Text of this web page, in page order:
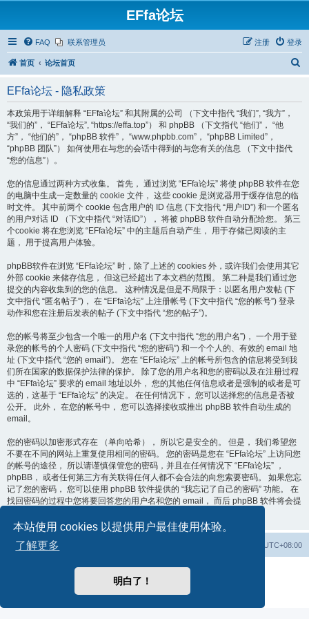
本站使用 cookies 以提供用户最佳使用体验。
了解更多
明白了！
EFfa论坛
FAQ 联系管理员 登录
注册
首页 论坛首页
EFfa论坛 - 隐私政策
本政策用于详细解释 “EFfa论坛” 和其附属的公司 （下文中指代 “我们”, “我方”，
“我们的”， “EFfa论坛”, “https://effa.top”） 和 phpBB （下文指代 “他们”， “他
方”， “他们的”， “phpBB 软件”， “www.phpbb.com”， “phpBB Limited”，
“phpBB 团队”） 如何使用在与您的会话中得到的与您有关的信息 （下文中指代
“您的信息”）。
您的信息通过两种方式收集。 首先， 通过浏览 “EFfa论坛” 将使 phpBB 软件在您
的电脑中生成一定数量的 cookie 文件， 这些 cookie 是浏览器用于缓存信息的临
时文件。 其中前两个 cookie 包含用户的 ID 信息 (下文指代 “用户ID”) 和一个匿名
的用户对话 ID （下文中指代 “对话ID”）， 将被 phpBB 软件自动分配给您。 第三
个cookie 将在您浏览 “EFfa论坛” 中的主题后自动产生， 用于存储已阅读的主
题， 用于提高用户体验。
phpBB软件在浏览 “EFfa论坛” 时，除了上述的 cookies 外，或许我们会使用其它
外部 cookie 来储存信息， 但这已经超出了本文档的范围。 第二种是我们通过您
提交的内容收集到的您的信息。 这种情况是但是不局限于：以匿名用户发帖 (下
文中指代 “匿名帖子”)， 在 “EFfa论坛” 上注册帐号 (下文中指代 “您的帐号”) 登录
动作和您在注册后发表的帖子 (下文中指代 “您的帖子”)。
您的帐号将至少包含一个唯一的用户名 (下文中指代 “您的用户名”)， 一个用于登
录您的帐号的个人密码 (下文中指代 “您的密码”) 和一个个人的、有效的 email 地
址 (下文中指代 “您的 email”)。 您在 “EFfa论坛” 上的帐号所包含的信息将受到我
们所在国家的数据保护法律的保护。 除了您的用户名和您的密码以及在注册过程
中 “EFfa论坛” 要求的 email 地址以外， 您的其他任何信息或者是强制的或者是可
选的，这基于 “EFfa论坛” 的决定。 在任何情况下， 您可以选择您的信息是否被
公开。 此外， 在您的帐号中， 您可以选择接收或推出 phpBB 软件自动生成的
email。
您的密码以加密形式存在 （单向哈希）， 所以它是安全的。 但是， 我们希望您
不要在不同的网站上重复使用相同的密码。 您的密码是您在 “EFfa论坛” 上访问您
的帐号的途径， 所以请谨慎保管您的密码，并且在任何情况下 “EFfa论坛” ，
phpBB， 或者任何第三方有关联得任何人都不会合法的向您索要密码。 如果您忘
记了您的密码， 您可以使用 phpBB 软件提供的 “我忘记了自己的密码” 功能。 在
找回密码的过程中您将要回答您的用户名和您的 email， 而后 phpBB 软件将会提
首页 论坛首页 UTC+08:00
由phpBB® Forum Software © phpBB Limited 提供支持
简体中文语言由phpBB Chinese制作并提供支持
隐私|条款